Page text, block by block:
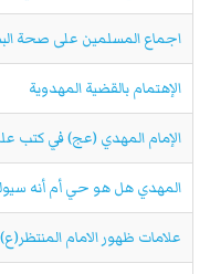
اجماع المسلمين على صحة
الإهتمام بالقضية المهدوية
الإمام المهدي (عج) في كتب
المهدي هل هو حي أم أنه
علامات ظهور الامام المنتظر(ع)